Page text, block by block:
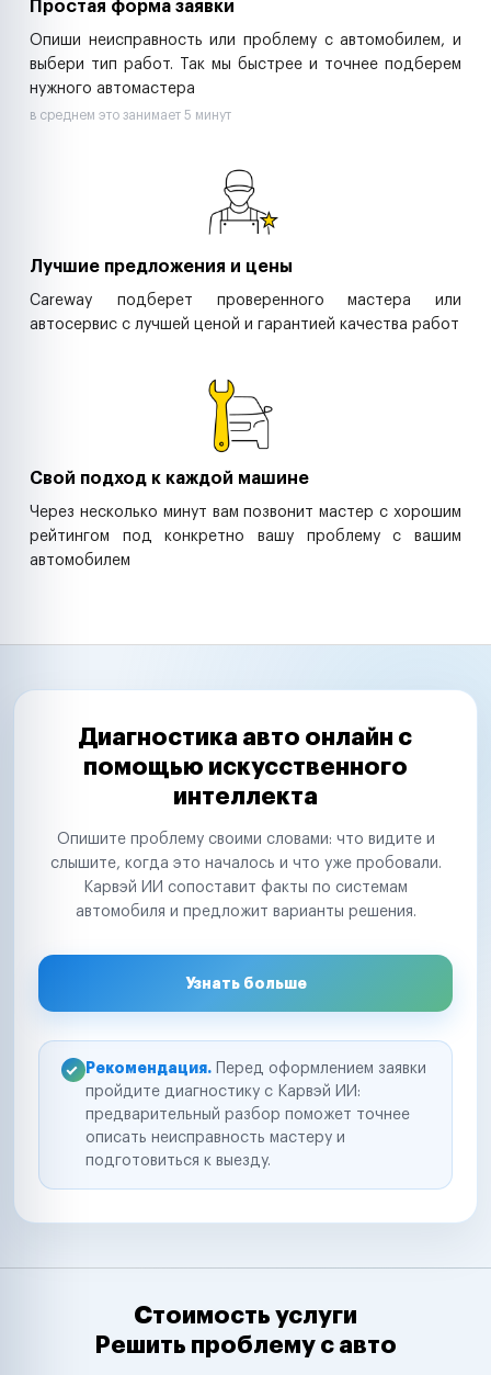
Простая форма заявки
Опиши неисправность или проблему с автомобилем, и
выбери тип работ. Так мы быстрее и точнее подберем
нужного автомастера
в среднем это занимает 5 минут
Лучшие предложения и цены
Careway подберет проверенного мастера или
автосервис с лучшей ценой и гарантией качества работ
Свой подход к каждой машине
Через несколько минут вам позвонит мастер с хорошим
рейтингом под конкретно вашу проблему с вашим
автомобилем
Диагностика авто онлайн с
помощью искусственного
интеллекта
Опишите проблему своими словами: что видите и
слышите, когда это началось и что уже пробовали.
Карвэй ИИ сопоставит факты по системам
автомобиля и предложит варианты решения.
Узнать больше
Рекомендация. Перед оформлением заявки
пройдите диагностику с Карвэй ИИ:
предварительный разбор поможет точнее
описать неисправность мастеру и
подготовиться к выезду.
Стоимость услуги
Решить проблему с авто